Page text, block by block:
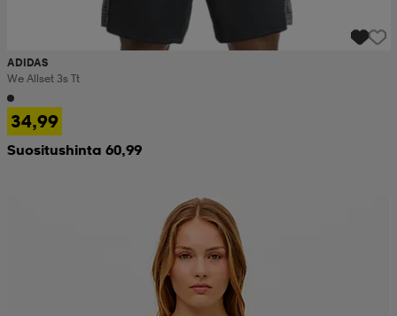
ADIDAS
We Allset 3s Tt
34,99
Suositushinta 60,99